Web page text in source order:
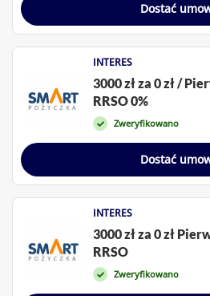
Dostać
INTERES
3000 zł za 0 zł /
RRSO 0%
Zweryfikowano
Dostać
INTERES
3000 zł za 0 zł
RRSO
Zweryfikowano